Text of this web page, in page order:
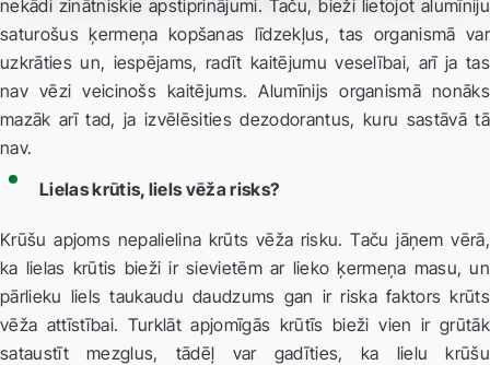
nekādi zinātniskie apstiprinājumi. Taču, bieži lietojot alumīniju
saturošus ķermeņa kopšanas līdzekļus, tas organismā var
uzkrāties un, iespējams, radīt kaitējumu veselībai, arī ja tas
nav vēzi veicinošs kaitējums. Alumīnijs organismā nonāks
mazāk arī tad, ja izvēlēsities dezodorantus, kuru sastāvā tā
nav.
Lielas krūtis, liels vēža risks?
Krūšu apjoms nepalielina krūts vēža risku. Taču jāņem vērā,
ka lielas krūtis bieži ir sievietēm ar lieko ķermeņa masu, un
pārlieku liels taukaudu daudzums gan ir riska faktors krūts
vēža attīstībai. Turklāt apjomīgās krūtīs bieži vien ir grūtāk
sataustīt mezglus, tādēļ var gadīties, ka lielu krūšu